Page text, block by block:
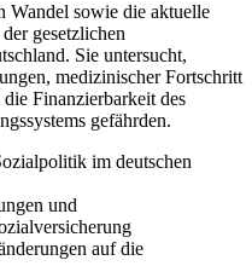
Wandel sowie die aktuelle
gesetzlichen
Sie untersucht,
medizinischer Fortschritt
Finanzierbarkeit des
gefährden.
im deutschen
und
auf die